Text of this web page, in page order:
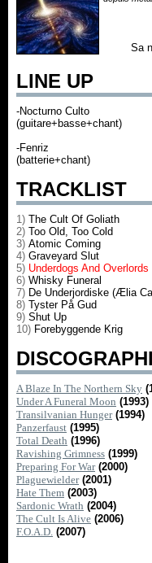
Sa
LINE UP
-Nocturno Culto
(guitare+basse+chant)
-Fenriz
(batterie+chant)
TRACKLIST
1) The Cult Of Goliath
2) Too Old, Too Cold
3) Atomic Coming
4) Graveyard Slut
5) Underdogs And Overlords
6) Whisky Funeral
7) De Underjordiske (Ælia
8) Tyster På Gud
9) Shut Up
10) Forebyggende Krig
A Blaze In The Northern Sky
Under A Funeral Moon (1993)
Transilvanian Hunger (1994)
Panzerfaust (1995)
Total Death (1996)
Ravishing Grimness (1999)
Preparing For War (2000)
Plaguewielder (2001)
Hate Them (2003)
Sardonic Wrath (2004)
The Cult Is Alive (2006)
F.O.A.D. (2007)